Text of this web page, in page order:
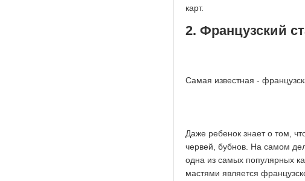
карт.
2. Французский
Самая известная -
Даже ребенок знает о том,
червей, бубнов. На самом
одна из самых популярных
мастями является